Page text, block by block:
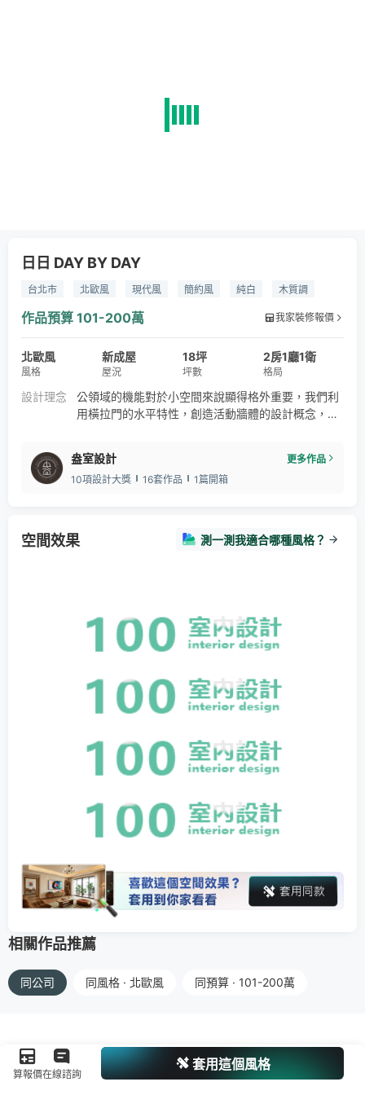
日日 DAY BY DAY
台北市 北歐風 現代風 簡約風 純白
木質調
落地窗
拉門設計 弧形
開放式廚房
間接照明
開放式衣櫥 新婚夫妻房
大理石紋
石紋
特殊漆
玻璃
木地板
盎室設計 盎室風格
作品預算 101-200萬 我家裝修報價
北歐風
風格
新成屋
屋況
18坪
坪數
2房1廳1衛
格局
設計理念
公領域的機能對於小空間來說顯得格外重要，我們利
用橫拉門的水平特性，創造活動牆體的設計概念，並
個彈性的公私領域界定，門片敞開時卻也可以引光入
室。而廚房與客餐廳間，我們運用半透明的橫拉門，
為兩個空間的界定定。
盎室設計
更多作品
10項設計大獎
16套作品 1篇開箱
空間效果 測一測我適合哪種風格？
相關作品推薦
同公司 同風格 · 北歐風 同預算 · 101-200萬
算報價在線諮詢
套用這個風格